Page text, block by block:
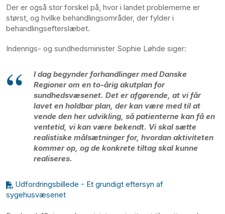
Der er også stor forskel på, hvor i landet problemerne er
størst, og hvilke behandlingsområder, der fylder i
behandlingsefterslæbet.
Indenrigs- og sundhedsminister Sophie Løhde siger:
I dag begynder forhandlinger med Danske
Regioner om en to-årig akutplan for
sundhedsvæsenet. Det er afgørende, at vi får
lavet en holdbar plan, der kan være med til at
vende den her udvikling, så patienterne kan få en
ventetid, vi kan være bekendt. Vi skal sætte
realistiske målsætninger for, hvordan aktiviteten
kommer op, og de konkrete tiltag skal kunne
realiseres.
Udfordringsbillede - Et grundigt eftersyn af
sygehusvæsenet